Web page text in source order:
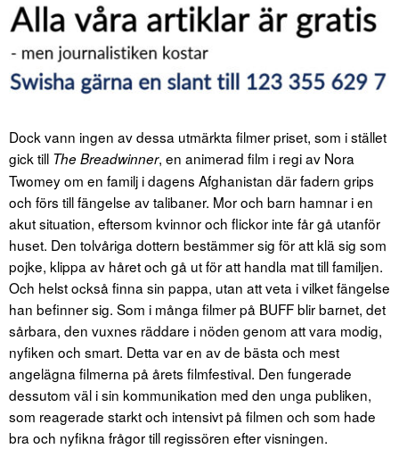
Dock vann ingen av dessa utmärkta filmer priset, som i stället
gick till The Breadwinner, en animerad film i regi av Nora
Twomey om en familj i dagens Afghanistan där fadern grips
och förs till fängelse av talibaner. Mor och barn hamnar i en
akut situation, eftersom kvinnor och flickor inte får gå utanför
huset. Den tolvåriga dottern bestämmer sig för att klä sig som
pojke, klippa av håret och gå ut för att handla mat till familjen.
Och helst också finna sin pappa, utan att veta i vilket fängelse
han befinner sig. Som i många filmer på BUFF blir barnet, det
sårbara, den vuxnes räddare i nöden genom att vara modig,
nyfiken och smart. Detta var en av de bästa och mest
angelägna filmerna på årets filmfestival. Den fungerade
dessutom väl i sin kommunikation med den unga publiken,
som reagerade starkt och intensivt på filmen och som hade
bra och nyfikna frågor till regissören efter visningen.